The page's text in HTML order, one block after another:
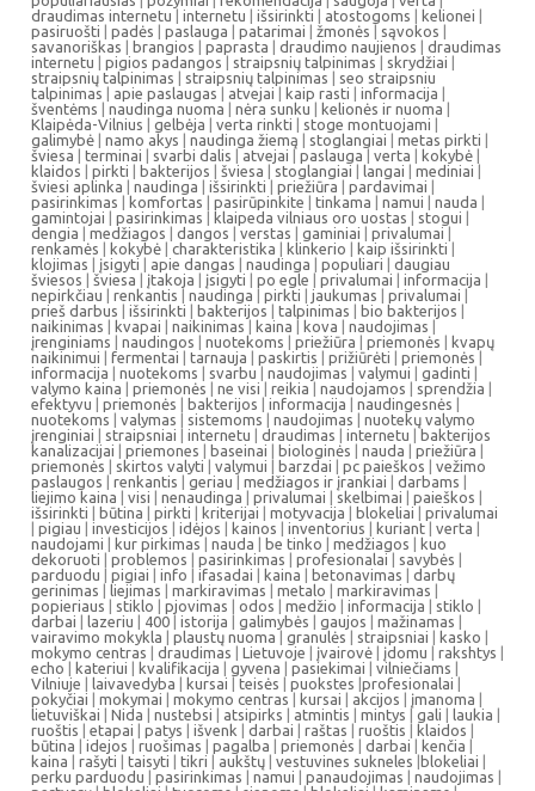
draudimas internetu | internetu | išsirinkti | atostogoms | kelionei |
pasiruošti | padės | paslauga | patarimai | žmonės | sąvokos |
savanoriškas | brangios | paprasta | draudimo naujienos | draudimas
internetu | pigios padangos | straipsnių talpinimas | skrydžiai |
straipsnių talpinimas | straipsnių talpinimas | seo straipsniu
talpinimas | apie paslaugas | atvejai | kaip rasti | informacija |
šventėms | naudinga nuoma | nėra sunku | kelionės ir nuoma |
Klaipėda-Vilnius | gelbėja | verta rinkti | stoge montuojami |
galimybė | namo akys | naudinga žiemą | stoglangiai | metas pirkti |
šviesa | terminai | svarbi dalis | atvejai |paslauga | verta | kokybė |
klaidos | pirkti | bakterijos | šviesa | stoglangiai | langai | mediniai |
šviesi aplinka | naudinga | išsirinkti | priežiūra | pardavimai |
pasirinkimas | komfortas | pasirūpinkite | tinkama | namui | nauda |
gamintojai | pasirinkimas | klaipeda vilniaus oro uostas | stogui |
dengia | medžiagos | dangos | verstas | gaminiai | privalumai |
renkamės | kokybė | charakteristika | klinkerio | kaip išsirinkti |
klojimas | įsigyti | apie dangas | naudinga | populiari | daugiau
šviesos | šviesa | įtakoja | įsigyti | po egle | privalumai | informacija |
nepirkčiau | renkantis | naudinga | pirkti | jaukumas | privalumai |
prieš darbus | išsirinkti | bakterijos | talpinimas | bio bakterijos |
naikinimas | kvapai | naikinimas | kaina | kova | naudojimas |
įrenginiams | naudingos | nuotekoms | priežiūra | priemonės | kvapų
naikinimui | fermentai | tarnauja | paskirtis | prižiūrėti | priemonės |
informacija | nuotekoms | svarbu | naudojimas | valymui | gadinti |
valymo kaina | priemonės | ne visi | reikia | naudojamos | sprendžia |
efektyvu | priemonės | bakterijos | informacija | naudingesnės |
nuotekoms | valymas | sistemoms | naudojimas | nuotekų valymo
įrenginiai | straipsniai | internetu | draudimas | internetu |bakterijos
kanalizacijai | priemones | baseinai | biologinės | nauda | priežiūra |
priemonės | skirtos valyti | valymui | barzdai | pc paieškos | vežimo
paslaugos | renkantis | geriau | medžiagos ir įrankiai | darbams |
liejimo kaina | visi | nenaudinga | privalumai | skelbimai | paieškos |
išsirinkti | būtina | pirkti | kriterijai | motyvacija | blokeliai | privalumai
| pigiau | investicijos | idėjos | kainos | inventorius | kuriant | verta |
naudojami | kur pirkimas | nauda | be tinko | medžiagos | kuo
dekoruoti | problemos | pasirinkimas | profesionalai | savybės |
parduodu | pigiai | info | ifasadai | kaina | betonavimas | darbų
gerinimas | liejimas | markiravimas | metalo | markiravimas |
popieriaus | stiklo | pjovimas | odos | medžio | informacija | stiklo |
darbai | lazeriu | 400 | istorija | galimybės | gaujos | mažinamas |
vairavimo mokykla | plaustų nuoma | granulės | straipsniai | kasko |
mokymo centras | draudimas | Lietuvoje | įvairovė | įdomu | rakshtys |
echo | kateriui | kvalifikacija | gyvena | pasiekimai | vilniečiams |
Vilniuje | laivavedyba | kursai | teisės | puokstes |profesionalai |
pokyčiai | mokymai | mokymo centras | kursai | akcijos | įmanoma |
lietuviškai | Nida | nustebsi | atsipirks | atmintis | mintys | gali | laukia |
ruoštis | etapai | patys | išvenk | darbai | raštas | ruoštis | klaidos |
būtina | idejos | ruošimas | pagalba | priemonės | darbai | kenčia |
kaina | rašyti | taisyti | tikri | aukštų | vestuvines sukneles |blokeliai |
perku parduodu | pasirinkimas | namui | panaudojimas | naudojimas |